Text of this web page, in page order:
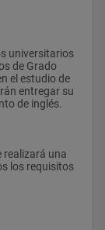
universitarios
de Grado
el estudio de
entregar su
de inglés.
realizará una
los requisitos